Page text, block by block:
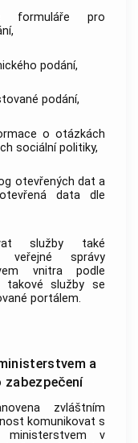
formuláře pro
podání,
podání,
o otázkách
sociální politiky,
otevřených dat a
data dle
služby také
veřejné správy
vnitra podle
takové služby se
portálem.
a
zabezpečení
zvláštním
komunikovat s
v